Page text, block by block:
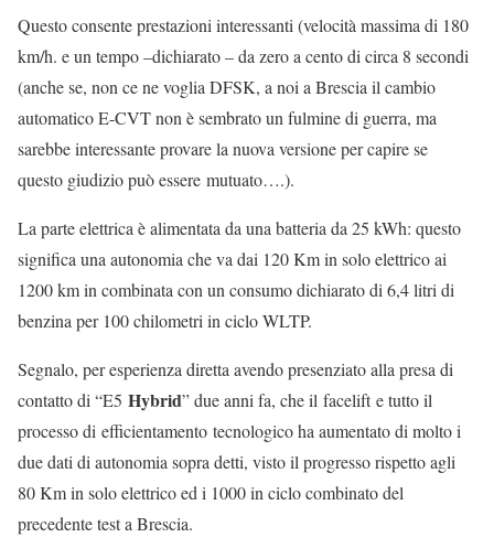
Questo consente prestazioni interessanti (velocità massima di 180
km/h. e un tempo –dichiarato – da zero a cento di circa 8 secondi
(anche se, non ce ne voglia DFSK, a noi a Brescia il cambio
automatico E-CVT non è sembrato un fulmine di guerra, ma
sarebbe interessante provare la nuova versione per capire se
questo giudizio può essere mutuato….).
La parte elettrica è alimentata da una batteria da 25 kWh: questo
significa una autonomia che va dai 120 Km in solo elettrico ai
1200 km in combinata con un consumo dichiarato di 6,4 litri di
benzina per 100 chilometri in ciclo WLTP.
Segnalo, per esperienza diretta avendo presenziato alla presa di
contatto di “E5 Hybrid” due anni fa, che il facelift e tutto il
processo di efficientamento tecnologico ha aumentato di molto i
due dati di autonomia sopra detti, visto il progresso rispetto agli
80 Km in solo elettrico ed i 1000 in ciclo combinato del
precedente test a Brescia.